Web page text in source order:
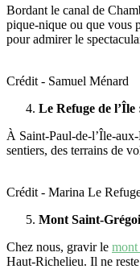
Bordant le canal de
pique-nique ou que vous
pour admirer le
Crédit - Samuel Ménard
Le Refuge de
À Saint-Paul-de-l’Île-
sentiers, des terrains de
Crédit - Marina Le
Mont Saint-
Chez nous, gravir le
Haut-Richelieu. Il ne